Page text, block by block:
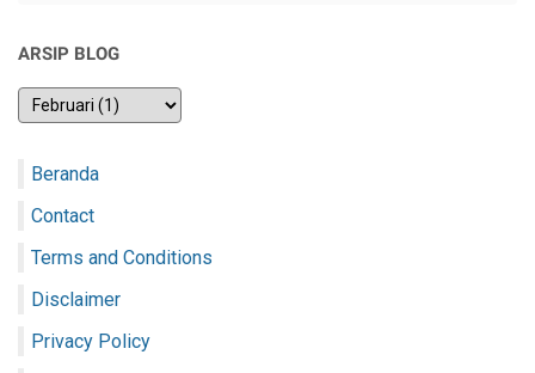
ARSIP BLOG
Beranda
Contact
Terms and Conditions
Disclaimer
Privacy Policy